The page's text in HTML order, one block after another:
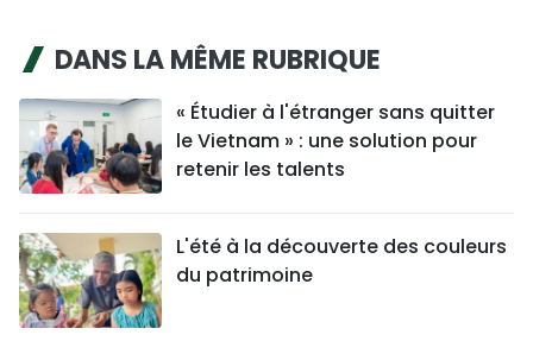
DANS LA MÊME RUBRIQUE
« Étudier à l'étranger sans quitter
le Vietnam » : une solution pour
retenir les talents
L'été à la découverte des couleurs
du patrimoine